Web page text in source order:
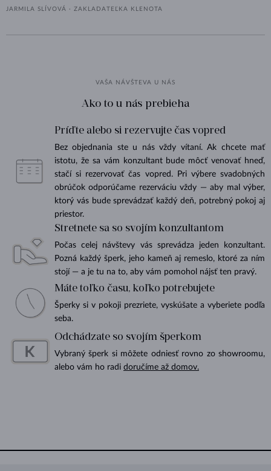
JARMILA SLÍVOVÁ · ZAKLADATEĽKA KLENOTA
VAŠA NÁVŠTEVA U NÁS
Ako to u nás prebieha
Príďte alebo si rezervujte čas vopred
Bez objednania ste u nás vždy vítaní. Ak chcete mať
istotu, že sa vám konzultant bude môcť venovať hneď,
stačí si rezervovať čas vopred. Pri výbere svadobných
obrúčok odporúčame rezerváciu vždy — aby mal výber,
ktorý vás bude sprevádzať každý deň, potrebný pokoj aj
priestor.
Stretnete sa so svojím konzultantom
Počas celej návštevy vás sprevádza jeden konzultant.
Pozná každý šperk, jeho kameň aj remeslo, ktoré za ním
stojí — a je tu na to, aby vám pomohol nájsť ten pravý.
Máte toľko času, koľko potrebujete
Šperky si v pokoji prezriete, vyskúšate a vyberiete podľa
seba.
Odchádzate so svojím šperkom
Vybraný šperk si môžete odniesť rovno zo showroomu,
alebo vám ho radi doručíme až domov.